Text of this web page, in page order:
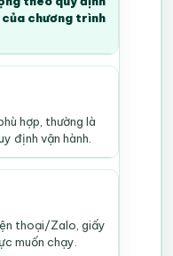
của chương trình
hợp, thường là
định vận hành.
thoại/Zalo, giấy
muốn chạy.